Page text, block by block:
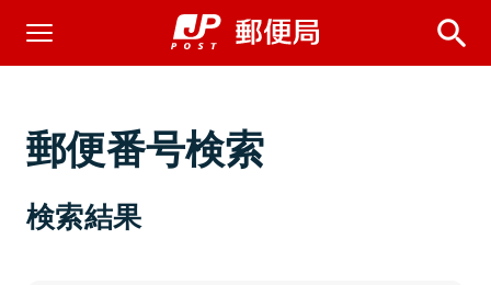
郵便番号検索
検索結果